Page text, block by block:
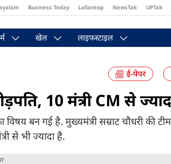
Business Today Lallantop NewsTak UPTak
खेल लाइफस्टाइल
10 मंत्री CM से
विषय बन गई है. मुख्यमंत्री सम्राट चौधरी की
से भी ज्यादा है.